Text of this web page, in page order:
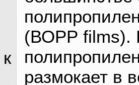
(ВОРР films).
размокает в